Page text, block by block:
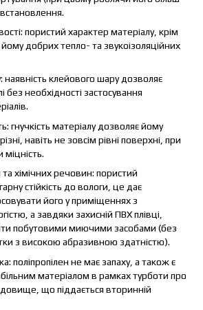
пористий характер матеріалу, крім
добрих тепло- та звукоізоляційних
наявність клейового шару дозволяє
без необхідності застосування
гнучкість матеріалу дозволяє йому
навіть не зовсім рівні поверхні, при
та хімічних речовин: пористий
стійкість до вологи, це дає
його у приміщеннях з
а завдяки захисній ПВХ плівці,
побутовими миючими засобами (без
з високою абразивною здатністю).
поліпропілен не має запаху, а також є
матеріалом в рамках турботи про
що піддається вторинній